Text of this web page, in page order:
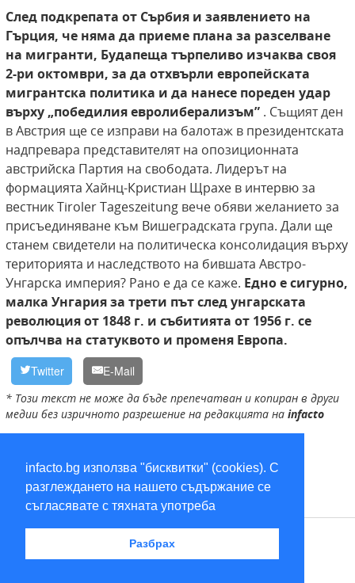
infacto.bg използва "бисквитки" (cookies). С
разглеждането на нашето съдържание се
съгласявате с тяхната употреба
Разбрах
След подкрепата от Сърбия и заявлението на
Гърция, че няма да приеме плана за разселване
на мигранти, Будапеща търпеливо изчаква своя
2-ри октомври, за да отхвърли европейската
мигрантска политика и да нанесе пореден удар
върху „победилия евролиберализъм” . Същият ден
в Австрия ще се изправи на балотаж в президентската
надпревара представителят на опозиционната
австрийска Партия на свободата. Лидерът на
формацията Хайнц-Кристиан Щрахе в интервю за
вестник Tiroler Tageszeitung вече обяви желанието за
присъединяване към Вишеградската група. Дали ще
станем свидетели на политическа консолидация върху
територията и наследството на бившата Австро-
Унгарска империя? Рано е да се каже. Едно е сигурно,
малка Унгария за трети път след унгарската
революция от 1848 г. и събитията от 1956 г. се
опълчва на статуквото и променя Европа.
Twitter E-Mail
* Този текст не може да бъде препечатван и копиран в други
медии без изричното разрешение на редакцията на infacto
Унгария,Виктор Орбан
RSS